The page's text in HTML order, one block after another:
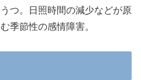
うつ。日照時間の減少などが原
季節性の感情障害。